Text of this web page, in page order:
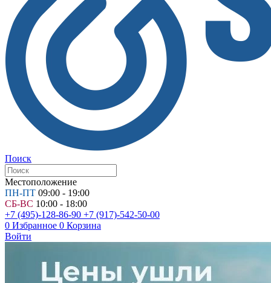
Поиск
Местоположение
ПН-ПТ 09:00 - 19:00
СБ-ВС 10:00 - 18:00
+7 (495)-128-86-90 +7 (917)-542-50-00
0 Избранное 0 Корзина
Войти